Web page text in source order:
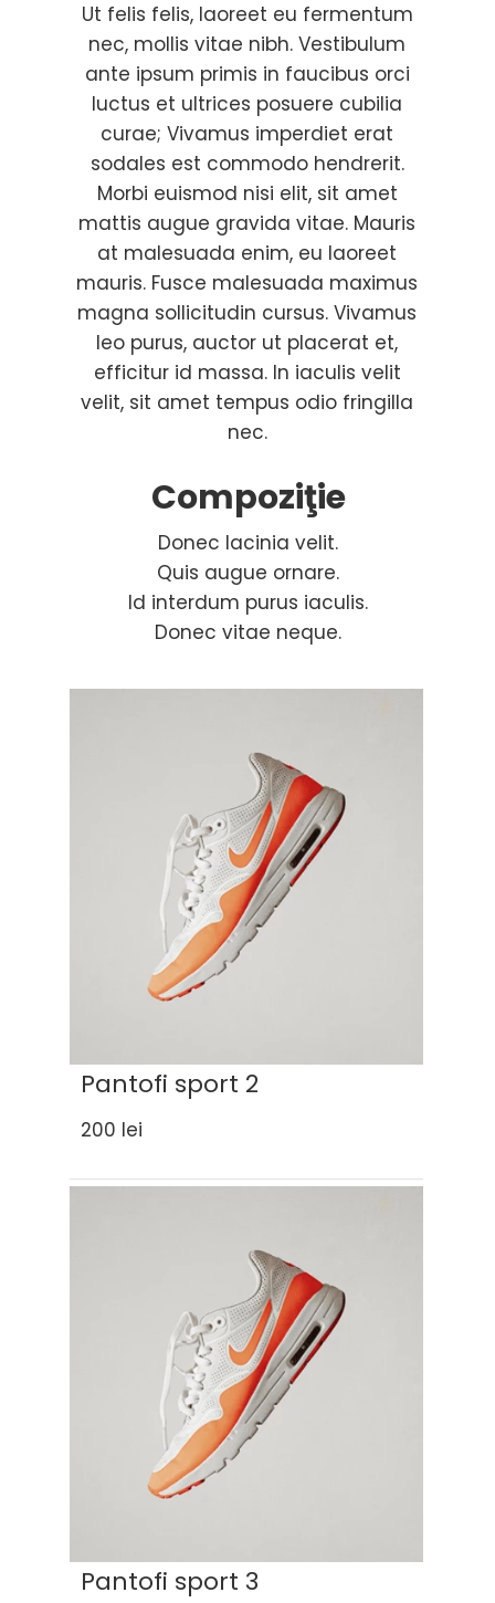
Ut felis felis, laoreet eu fermentum
nec, mollis vitae nibh. Vestibulum
ante ipsum primis in faucibus orci
luctus et ultrices posuere cubilia
curae; Vivamus imperdiet erat
sodales est commodo hendrerit.
Morbi euismod nisi elit, sit amet
mattis augue gravida vitae. Mauris
at malesuada enim, eu laoreet
mauris. Fusce malesuada maximus
magna sollicitudin cursus. Vivamus
leo purus, auctor ut placerat et,
efficitur id massa. In iaculis velit
velit, sit amet tempus odio fringilla
nec.
Compoziţie
Donec lacinia velit.
Quis augue ornare.
Id interdum purus iaculis.
Donec vitae neque.
Pantofi sport 2
200 lei
Pantofi sport 3